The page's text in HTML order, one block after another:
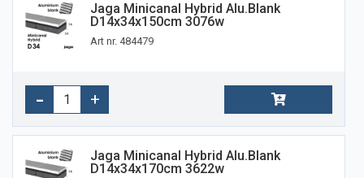
Jaga Minicanal Hybrid Alu.blank
D14x34x150cm 3076w
Art nr. 484479
Jaga Minicanal Hybrid Alu.blank
D14x34x170cm 3622w